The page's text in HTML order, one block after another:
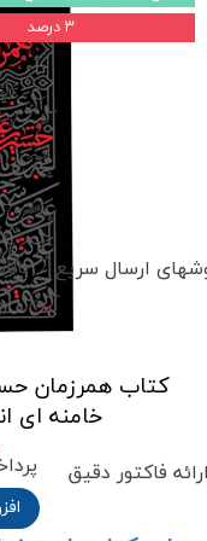
کتاب همرزمان
خامنه ای
۳ درصد
ارسال سریع
فاکتور دقیق